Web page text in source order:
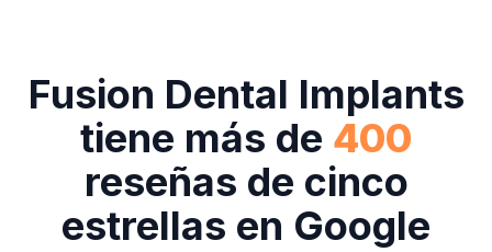
Fusion Dental Implants
tiene más de 400
reseñas de cinco
estrellas en Google